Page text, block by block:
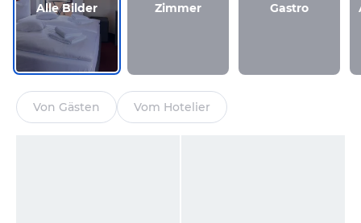
Alle Bilder Zimmer Gastro
Von Gästen Vom Hotelier